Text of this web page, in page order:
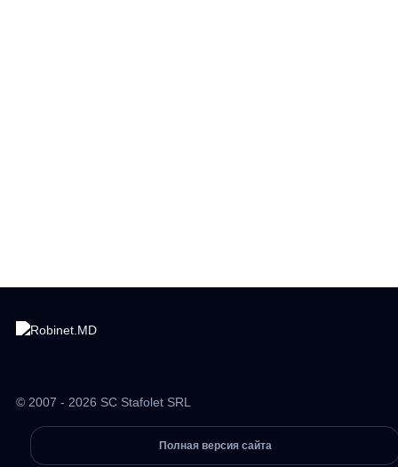
© 2007 - 2026 SC Stafolet SRL
Полная версия сайта